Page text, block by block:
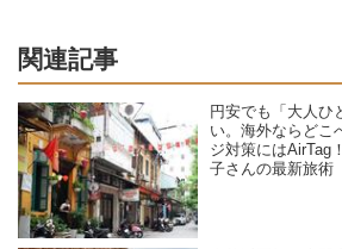
関連記事
円安でも「大人ひ
い。海外ならどこ
ジ対策にはAirTag
子さんの最新旅術